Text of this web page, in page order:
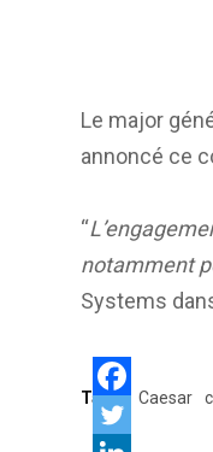
Le major
annoncé ce
“
notamment
Systems
Tags: Caesar